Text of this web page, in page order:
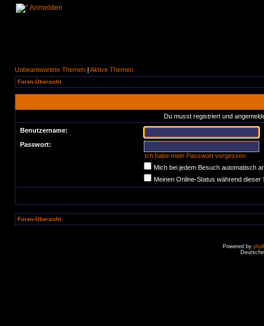
Anmelden
Unbeantwortete Themen | Aktive Themen
Foren-Übersicht
Du musst registriert und
Benutzername:
Passwort:
Ich habe mein Passwort vergessen
Mich bei jedem Besuch automatisch
Meinen Online-Status während dieser
Foren-Übersicht
Powered by